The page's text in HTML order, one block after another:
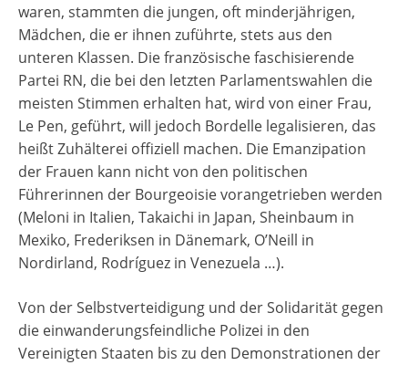
waren, stammten die jungen, oft minderjährigen,
Mädchen, die er ihnen zuführte, stets aus den
unteren Klassen. Die französische faschisierende
Partei RN, die bei den letzten Parlamentswahlen die
meisten Stimmen erhalten hat, wird von einer Frau,
Le Pen, geführt, will jedoch Bordelle legalisieren, das
heißt Zuhälterei offiziell machen. Die Emanzipation
der Frauen kann nicht von den politischen
Führerinnen der Bourgeoisie vorangetrieben werden
(Meloni in Italien, Takaichi in Japan, Sheinbaum in
Mexiko, Frederiksen in Dänemark, O’Neill in
Nordirland, Rodríguez in Venezuela …).
Von der Selbstverteidigung und der Solidarität gegen
die einwanderungsfeindliche Polizei in den
Vereinigten Staaten bis zu den Demonstrationen der